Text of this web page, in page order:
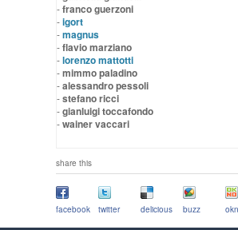
-franco guerzoni
-igort
-magnus
-flavio marziano
-lorenzo mattotti
-mimmo paladino
-alessandro pessoli
-stefano ricci
-gianluigi toccafondo
-wainer vaccari
share this
facebook twitter delicious buzz